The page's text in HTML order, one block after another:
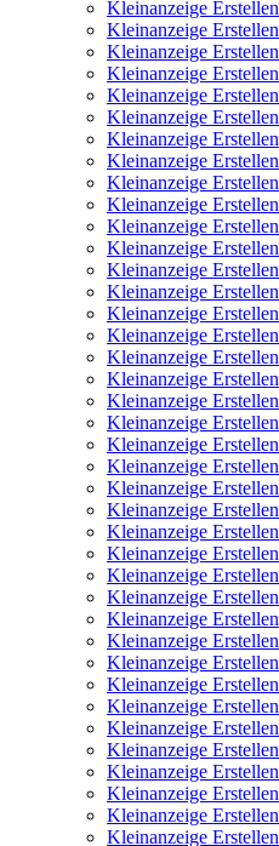
Kleinanzeige Erstellen
Kleinanzeige Erstellen
Kleinanzeige Erstellen
Kleinanzeige Erstellen
Kleinanzeige Erstellen
Kleinanzeige Erstellen
Kleinanzeige Erstellen
Kleinanzeige Erstellen
Kleinanzeige Erstellen
Kleinanzeige Erstellen
Kleinanzeige Erstellen
Kleinanzeige Erstellen
Kleinanzeige Erstellen
Kleinanzeige Erstellen
Kleinanzeige Erstellen
Kleinanzeige Erstellen
Kleinanzeige Erstellen
Kleinanzeige Erstellen
Kleinanzeige Erstellen
Kleinanzeige Erstellen
Kleinanzeige Erstellen
Kleinanzeige Erstellen
Kleinanzeige Erstellen
Kleinanzeige Erstellen
Kleinanzeige Erstellen
Kleinanzeige Erstellen
Kleinanzeige Erstellen
Kleinanzeige Erstellen
Kleinanzeige Erstellen
Kleinanzeige Erstellen
Kleinanzeige Erstellen
Kleinanzeige Erstellen
Kleinanzeige Erstellen
Kleinanzeige Erstellen
Kleinanzeige Erstellen
Kleinanzeige Erstellen
Kleinanzeige Erstellen
Kleinanzeige Erstellen
Kleinanzeige Erstellen